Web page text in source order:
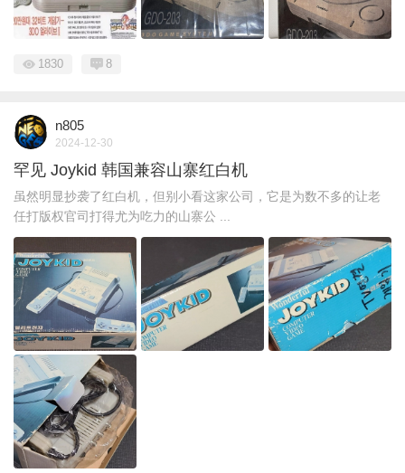
1830 8
n805
2024-12-30
罕见 Joykid 韩国兼容山寨红白机
虽然明显抄袭了红白机，但别小看这家公司，它是为数不多的让老
任打版权官司打得尤为吃力的山寨公 ...